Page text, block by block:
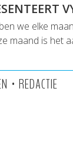
we elke
maand is het
• REDACTIE